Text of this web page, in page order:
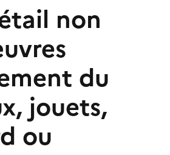
non
du
jouets,
ou